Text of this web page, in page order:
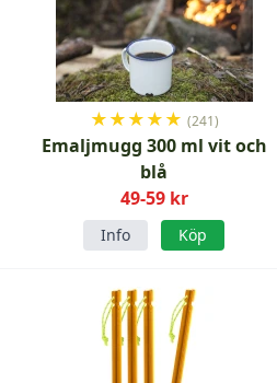
★★★★★ (241)
Emaljmugg 300 ml vit och
blå
49-59 kr
Info Köp